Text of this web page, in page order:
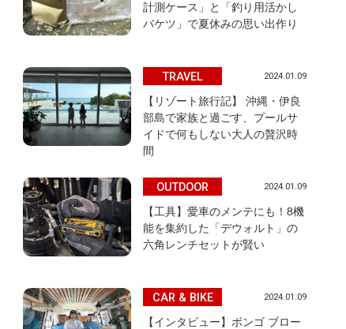
計測ケース」と「釣り用活かし
バケツ」で夏休みの思い出作り
TRAVEL 2024.01.09
【リゾート旅行記】 沖縄・伊良
部島で家族と過ごす、プールサ
イドで何もしない大人の贅沢時
間
OUTDOOR 2024.01.09
【工具】愛車のメンテにも！8機
能を集約した「デウォルト」の
六角レンチセットが賢い
CAR & BIKE 2024.01.09
【インタビュー】ボンゴ ブロー